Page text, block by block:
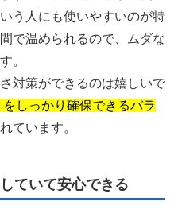
う人にも使いやすいのが特
で温められるので、ムダな
。
対策ができるのは嬉しいで
しっかり確保できるバラ
ています。
ていて安心できる